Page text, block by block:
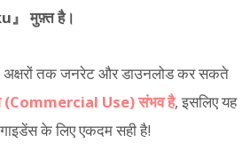
』 मुफ़्त है।
तक जनरेट और डाउनलोड कर सकते
(Commercial Use) संभव है, इसलिए यह
के लिए एकदम सही है!